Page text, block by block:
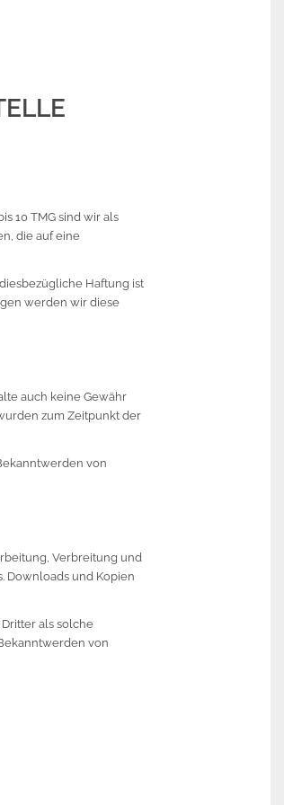
10 TMG sind wir als
die auf eine
Haftung ist
werden wir diese
auch keine Gewähr
zum Zeitpunkt der
von
Verbreitung und
Downloads und Kopien
als solche
von